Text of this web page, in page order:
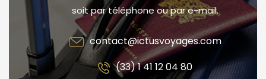
soit par téléphone ou par e-mail.
contact@ictusvoyages.com
(33) 1 41 12 04 80